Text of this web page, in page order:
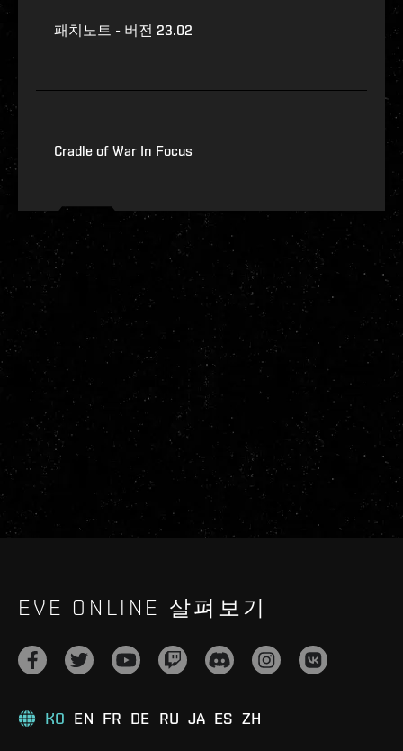
패치노트 - 버전 23.02
Cradle of War In Focus
EVE ONLINE 살펴보기
KO EN FR DE RU JA ES ZH